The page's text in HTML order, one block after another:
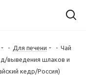
- Для печени - Чай
шлаков и
кедр/Россия)